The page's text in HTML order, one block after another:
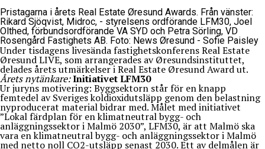
Pristagarna i årets Real Estate Øresund Awards. Från vänster:
Rikard Sjöqvist, Midroc, - styrelsens ordförande LFM30, Joel
Olthed, förbundsordförande VA SYD och Petra Sörling, VD
Rosengård Fastighets AB. Foto: News Øresund - Sofie Paisley
Under tisdagens livesända fastighetskonferens Real Estate
Øresund LIVE, som arrangerades av Øresundsinstituttet,
delades årets utmärkelser i Real Estate Øresund Award ut.
Årets nytänkare:Initiativet LFM30
Ur juryns motivering: Byggsektorn står för en knapp
femtedel av Sveriges koldioxidutsläpp genom den belastning
nyproducerat material bidrar med. Målet med initiativet
”Lokal färdplan för en klimatneutral bygg- och
anläggningssektor i Malmö 2030”, LFM30, är att Malmö ska
vara en klimatneutral bygg- och anläggningssektor i Malmö
med netto noll CO2-utsläpp senast 2030. Ett av delmålen är